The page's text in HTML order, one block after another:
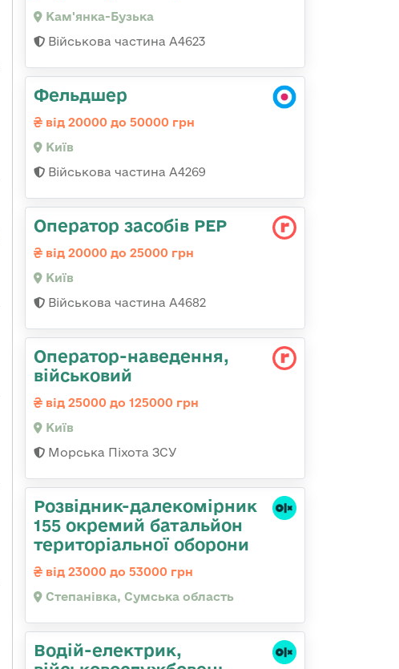
Кам'янка-Бузька
Військова частина А4623
Фельдшер
від 20000 до 50000 грн
Київ
Військова частина А4269
Оператор засобів РЕР
від 20000 до 25000 грн
Київ
Військова частина А4682
Оператор-наведення,
військовий
від 25000 до 125000 грн
Київ
Морська Піхота ЗСУ
Розвідник-далекомірник
155 окремий батальйон
територіальної оборони
від 23000 до 53000 грн
Степанівка, Сумська область
Водій-електрик,